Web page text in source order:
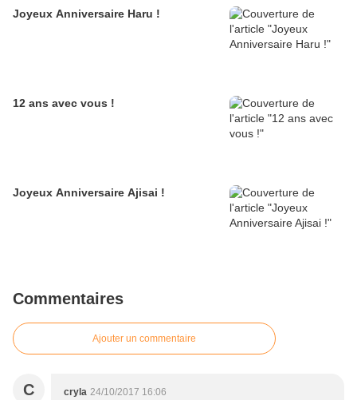
Joyeux Anniversaire Haru !
12 ans avec vous !
Joyeux Anniversaire Ajisai !
Commentaires
Ajouter un commentaire
C cryla 24/10/2017 16:06